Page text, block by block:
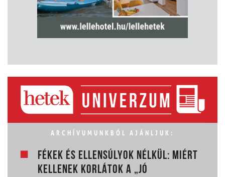
ARCHÍVUMUNKBÓL AJÁNLJUK:
FÉKEK ÉS ELLENSÚLYOK NÉLKÜL: MIÉRT
KELLENEK KORLÁTOK A „JÓ